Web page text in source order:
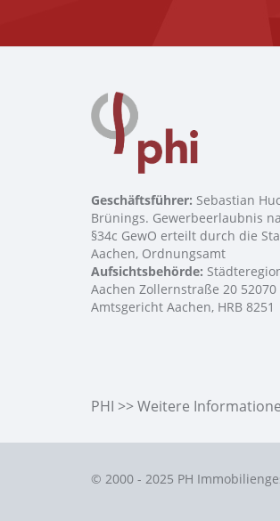
Geschäftsführer: Sebastian
Brünings. Gewerbeerlaubnis
§34c GewO erteilt durch die
Aachen, Ordnungsamt
Aufsichtsbehörde:
Aachen Zollernstraße 20 52070
Amtsgericht Aachen, HRB 8251
PHI >> Weitere
© 2000 - 2025 PH